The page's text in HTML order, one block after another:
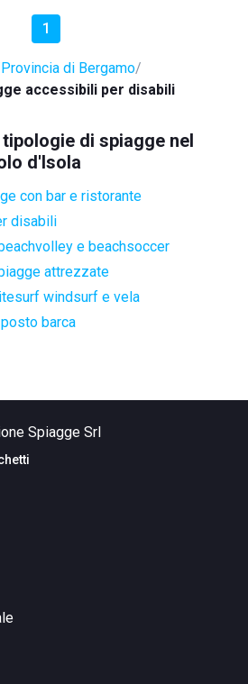
1
Provincia di Bergamo
accessibili per disabili
di spiagge nel
d'Isola
con bar e ristorante
disabili
e beachsoccer
attrezzate
windsurf e vela
barca
Spiagge Srl